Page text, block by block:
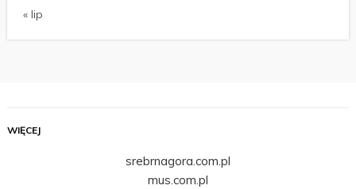
« lip
WIĘCEJ
srebrnagora.com.pl
mus.com.pl